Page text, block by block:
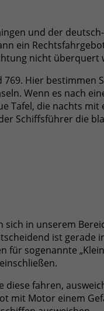
und der
ein
nicht überquert
Hier bestimmen
Wenn es nach
die nachts
Schiffsführer die
in unserem
ist
sogenannte
fahren,
mit Motor einem